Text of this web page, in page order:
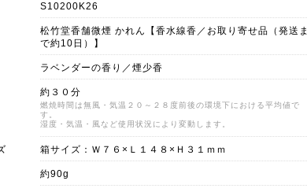
S10200K26
松竹堂香舗微煙 かれん【香水線香／お取り寄せ品（発送ま
で約10日）】
ラベンダーの香り／煙少香
約３０分
燃焼時間は無風・気温２０～２８度前後の環境下における平均値で
す。
湿度・気温・風など使用状況により変動します。
箱サイズ：Ｗ７６×Ｌ１４８×Ｈ３１ｍｍ
約90g